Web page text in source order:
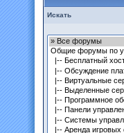
Искать